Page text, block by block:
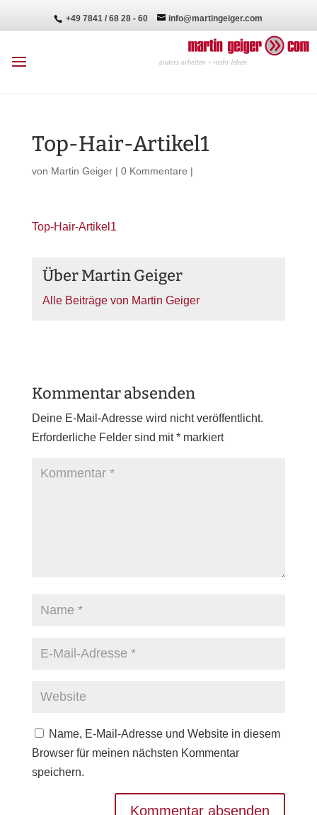
+49 7841 / 68 28 - 60 info@martingeiger.com
Top-Hair-Artikel1
von Martin Geiger| 0 Kommentare |
Top-Hair-Artikel1
Über Martin Geiger
Alle Beiträge von Martin Geiger
Kommentar absenden
Deine E-Mail-Adresse wird nicht veröffentlicht.
Erforderliche Felder sind mit*markiert
Name, E-Mail-Adresse und Website in diesem
Browser für meinen nächsten Kommentar
speichern.